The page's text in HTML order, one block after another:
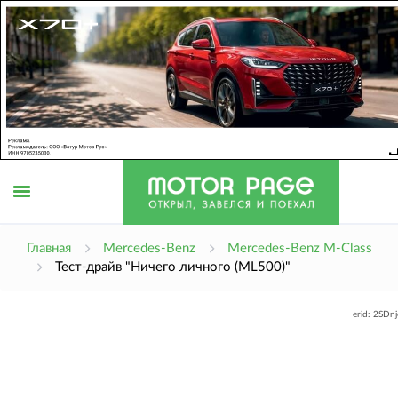
Главная Mercedes-Benz
Mercedes-Benz M-Class
Тест-драйв "Ничего личного (ML500)"
erid: